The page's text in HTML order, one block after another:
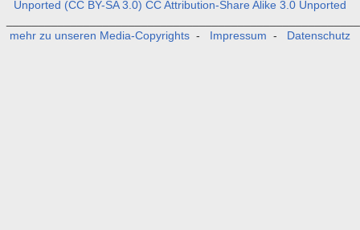
Unported (CC BY-SA 3.0) CC Attribution-Share Alike 3.0 Unported
mehr zu unseren Media-Copyrights - Impressum - Datenschutz